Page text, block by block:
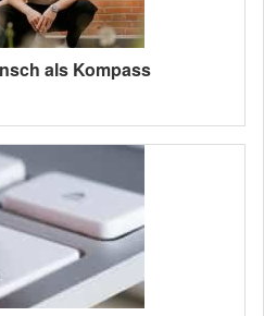
als Kompass